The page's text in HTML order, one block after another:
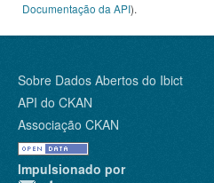
Documentação da API).
Sobre Dados Abertos do Ibict
API do CKAN
Associação CKAN
Impulsionado por